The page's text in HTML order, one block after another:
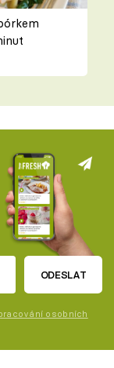
ODESLAT
osobních